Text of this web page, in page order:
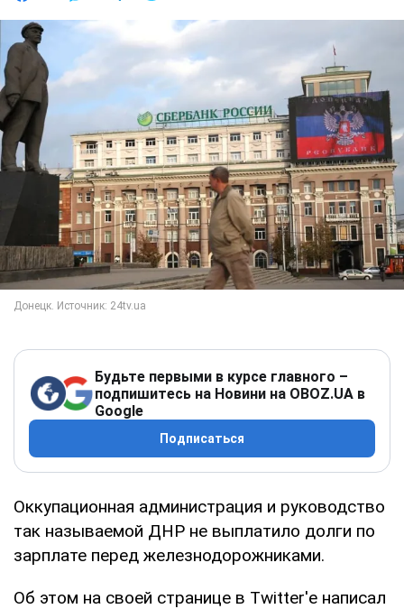
Будьте первыми в курсе главного –
подпишитесь на Новини на OBOZ.UA в
Google
Подписаться
Оккупационная администрация и руководство
так называемой ДНР не выплатило долги по
зарплате перед железнодорожниками.
Об этом на своей странице в Тwitter'е написал